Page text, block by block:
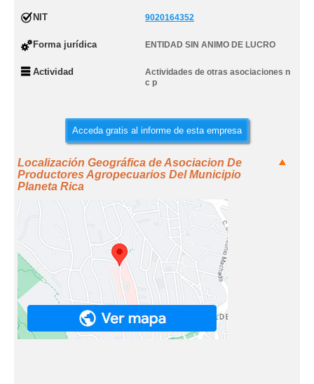
NIT 9020164352
Forma jurídica ENTIDAD SIN ANIMO DE LUCRO
Actividad
Actividades de otras asociaciones n
c p
Acceda gratis al informe de esta empresa
Localización Geográfica de Asociacion De
Productores Agropecuarios Del Municipio
Planeta Rica